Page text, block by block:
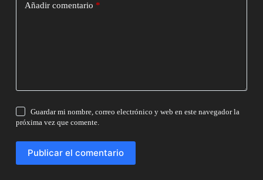
Añadir comentario *
Guardar mi nombre, correo electrónico y web en este navegador la
próxima vez que comente.
Publicar el comentario